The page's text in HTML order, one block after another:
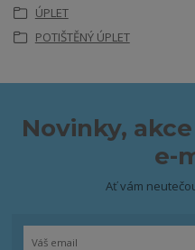
ÚPLET
POTIŠTĚNÝ ÚPLET
Novinky,
e-
Ať vám